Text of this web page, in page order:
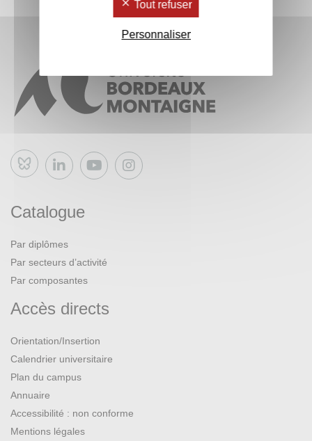
Bluesky
Catalogue
Par diplômes
Par secteurs d’activité
Par composantes
Accès directs
Orientation/Insertion
Calendrier universitaire
Plan du campus
Annuaire
Accessibilité : non conforme
Mentions légales
Tout refuser
Personnaliser